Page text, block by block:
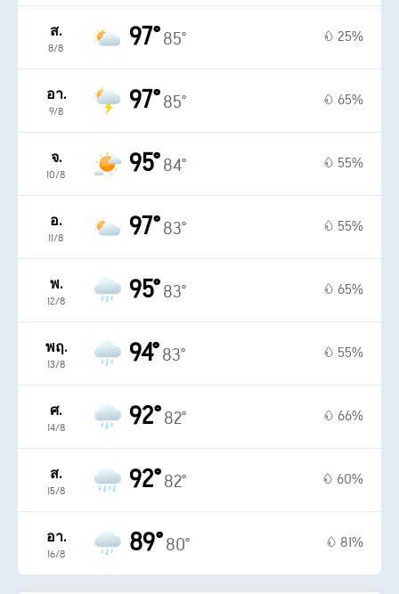
ส.
8/8 97° 85° 25%
อา.
9/8 97° 85° 65%
จ.
10/8 95° 84° 55%
อ.
11/8 97° 83° 55%
พ.
12/8 95° 83° 65%
พฤ.
13/8 94° 83° 55%
ศ.
14/8 92° 82° 66%
ส.
15/8 92° 82° 60%
อา.
16/8 89° 80° 81%